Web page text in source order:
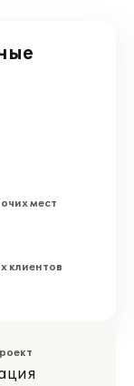
мест
клиентов